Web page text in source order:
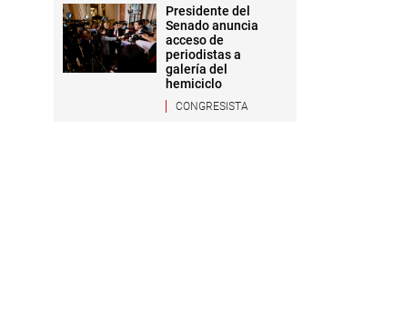
Presidente del
Senado anuncia
acceso de
periodistas a
galería del
hemiciclo
CONGRESISTA